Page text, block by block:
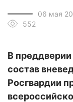
06 мая
552
В
состав
Росгвардии